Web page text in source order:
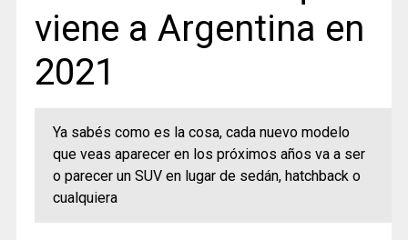
viene a Argentina en
2021
Ya sabés como es la cosa, cada nuevo modelo
que veas aparecer en los próximos años va a ser
o parecer un SUV en lugar de sedán, hatchback o
cualquiera